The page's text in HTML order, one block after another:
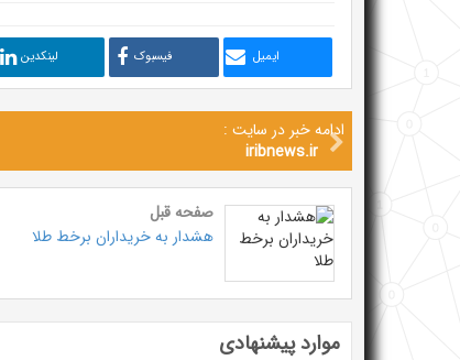
ایمیل فیسبوک لینکدین
ادامه خبر در سایت :
iribnews.ir
صفحه قبل
هشدار به خریداران برخط طلا
موارد پیشنهادی